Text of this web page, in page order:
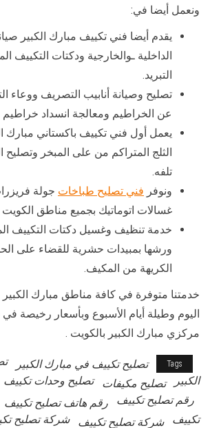
ونعمل أيضا في:
يقدم أيضا فني تكييف مبارك الكبير
الداخلية ـوالخارجية ودكتات التكييف
التبريد.
تصليح وصيانة أنابيب التصريف
عن الخراطيم ومعالجة انسداد
يعمل أول فني تكييف باكستاني مبارك
الثلج المتراكم من على المبخر
تلفه.
ونوفر فني تصليح طباخات جولة
غسالات اتوماتيك بجميع مناطق الكويت
خدمة تنظيف وغسيل دكتات التكييف
ورشها بمبيدات حشرية للقضاء على
الكريهة من المكيف.
خدمتنا متوفرة في كافة مناطق مبارك
اليوم وطيلة أيام الأسبوع وبأسعار رخيصة
مركزي مبارك الكبير بالكويت .
Tags تصليح تكييف في مبارك الكبير
الكبير
تصليح مكيفات تصليح وحدات تكييف
رقم تصليح تكييف
رقم هاتف تصليح تكييف
تكييف
شركة تصليح تكييف شركة تصليح